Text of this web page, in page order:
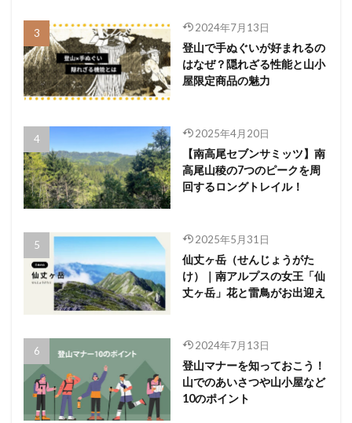
2024年7月13日
登山で手ぬぐいが好まれるの
はなぜ？隠れざる性能と山小
屋限定商品の魅力
2025年4月20日
【南高尾セブンサミッツ】南
高尾山稜の7つのピークを周
回するロングトレイル！
2025年5月31日
仙丈ヶ岳（せんじょうがた
け）｜南アルプスの女王「仙
丈ヶ岳」花と雷鳥がお出迎え
2024年7月13日
登山マナーを知っておこう！
山でのあいさつや山小屋など
10のポイント